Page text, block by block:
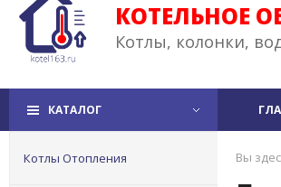
КОТЕЛЬНОЕ
Котлы, колонки,
КАТАЛОГ
Котлы Отопления Вы